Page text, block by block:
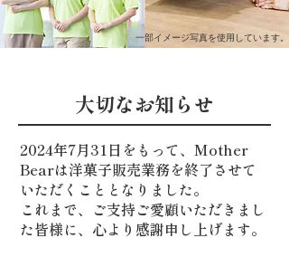
一部イメージ写真を使用しています。
大切なお知らせ
2024年7月31日をもって、Mother
Bearは洋菓子販売業務を終了させて
いただくこととなりました。
これまで、ご支持ご愛顧いただきまし
た皆様に、心より感謝申し上げます。